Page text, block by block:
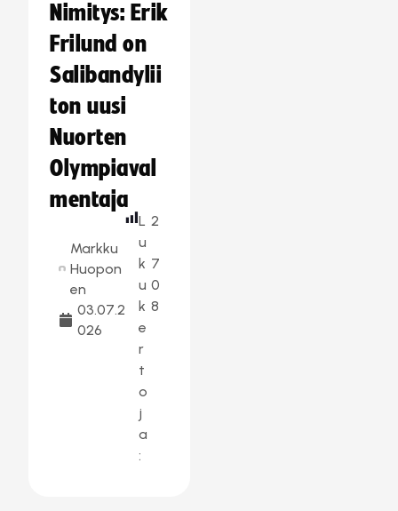
Nimitys: Erik
Frilund on
Salibandylii
ton uusi
Nuorten
Olympiaval
mentaja
Markku
Huopon
en
03.07.2
026
L
u
k
u
k
e
r
t
o
j
a
:
2
7
0
8